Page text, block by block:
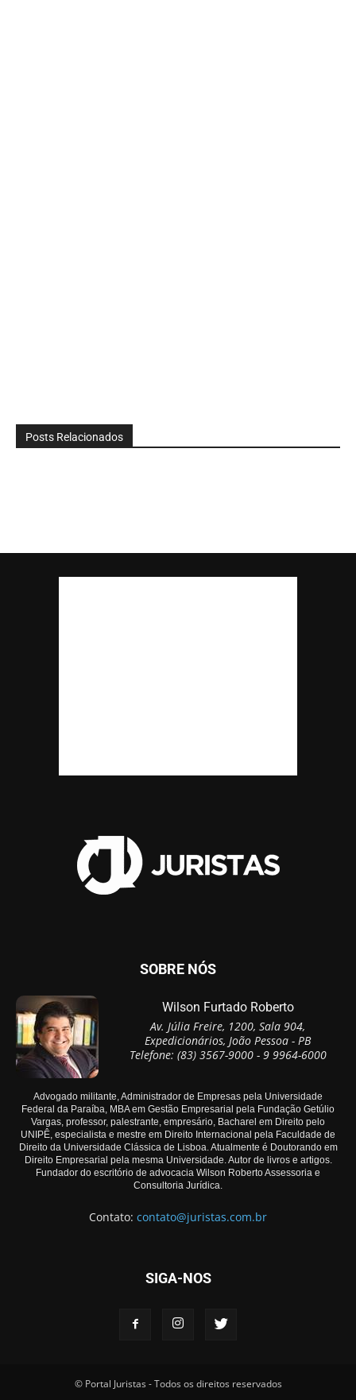
Posts Relacionados
SOBRE NÓS
Wilson Furtado Roberto
Av. Júlia Freire, 1200, Sala 904,
Expedicionários, João Pessoa - PB
Telefone: (83) 3567-9000 - 9 9964-6000
Advogado militante, Administrador de Empresas pela Universidade
Federal da Paraíba, MBA em Gestão Empresarial pela Fundação Getúlio
Vargas, professor, palestrante, empresário, Bacharel em Direito pelo
UNIPÊ, especialista e mestre em Direito Internacional pela Faculdade de
Direito da Universidade Clássica de Lisboa. Atualmente é Doutorando em
Direito Empresarial pela mesma Universidade. Autor de livros e artigos.
Fundador do escritório de advocacia Wilson Roberto Assessoria e
Consultoria Jurídica.
Contato: contato@juristas.com.br
SIGA-NOS
© Portal Juristas - Todos os direitos reservados